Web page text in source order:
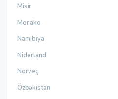
Misir
Monako
Namibiya
Niderland
Norveç
Özbəkistan